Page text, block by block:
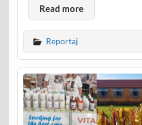
Read more
Reportaj